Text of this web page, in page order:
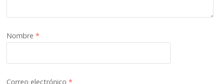
Nombre*
Correo electrónico*